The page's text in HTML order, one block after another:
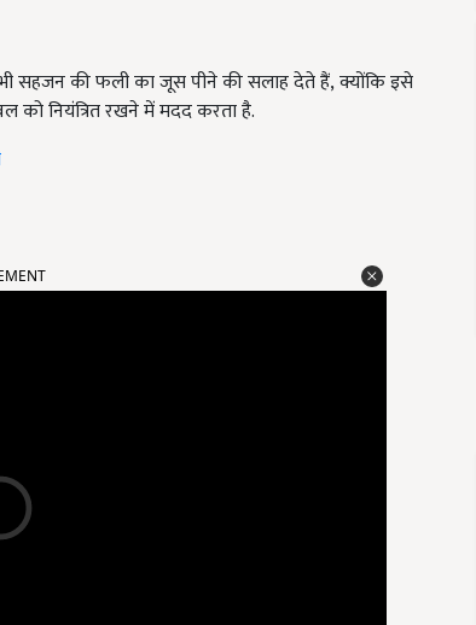
सहजन की फली का जूस पीने की सलाह देते हैं, क्योंकि इसे
को नियंत्रित रखने में मदद करता है.